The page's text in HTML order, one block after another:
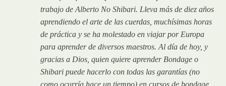
trabajo de Alberto No Shibari. Lleva más de diez años
aprendiendo el arte de las cuerdas, muchísimas horas
de práctica y se ha molestado en viajar por Europa
para aprender de diversos maestros. Al día de hoy, y
gracias a Dios, quien quiere aprender Bondage o
Shibari puede hacerlo con todas las garantías (no
como ocurría hace un tiempo) en cursos de bondage,